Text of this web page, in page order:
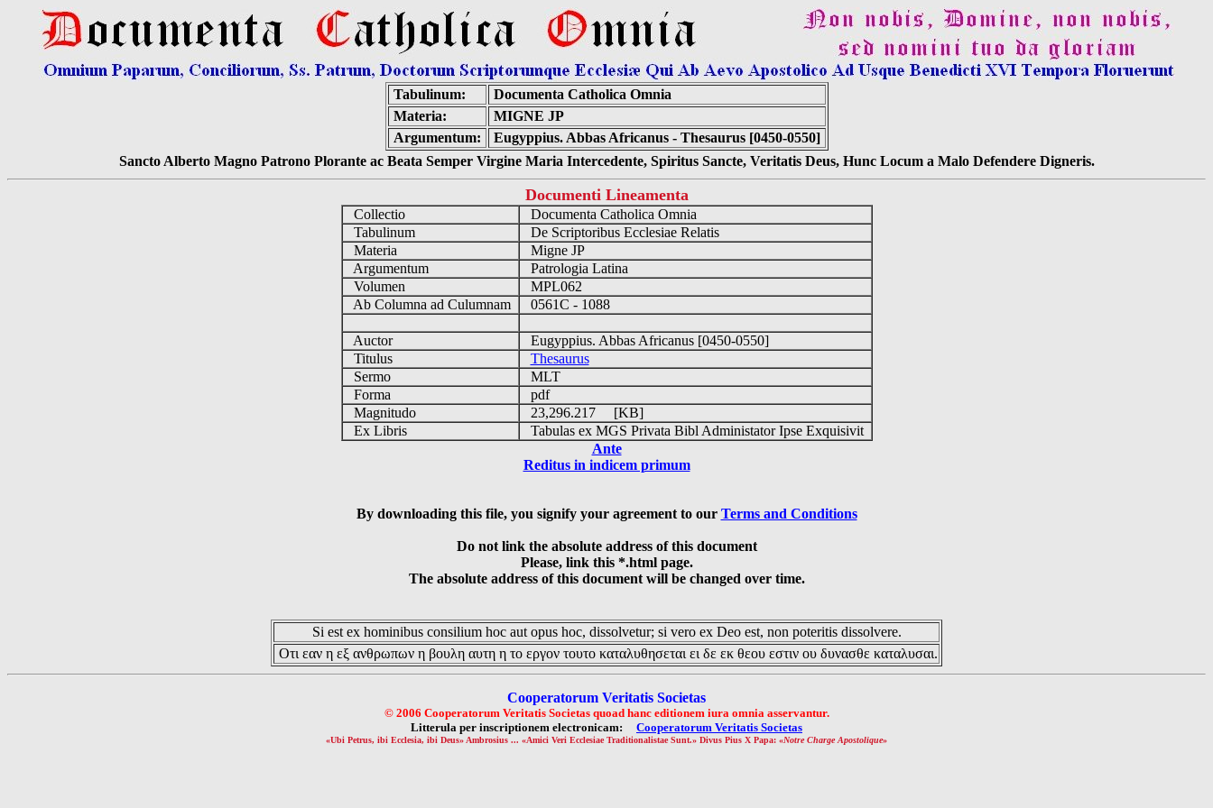
Tabulinum:
Documenta Catholica Omnia
Materia:
MIGNE JP
Argumentum:
Eugyppius. Abbas Africanus - Thesaurus [0450-0550]
Sancto Alberto Magno Patrono Plorante ac Beata Semper Virgine Maria Intercedente, Spiritus Sancte, Veritatis Deus, Hunc Locum a Malo Defendere Digneris.
Documenti Lineamenta
Collectio
Documenta Catholica Omnia
Tabulinum
De Scriptoribus Ecclesiae Relatis
Materia
Migne JP
Argumentum
Patrologia Latina
Volumen
MPL062
Ab Columna ad Culumnam
0561C - 1088
Auctor
Eugyppius. Abbas Africanus [0450-0550]
Titulus
Thesaurus
Sermo
MLT
Forma
pdf
Magnitudo
23,296.217 [KB]
Ex Libris
Tabulas ex MGS Privata Bibl Administator Ipse Exquisivit
Ante
Reditus in indicem primum
By downloading this file, you signify your agreement to our Terms and Conditions
Do not link the absolute address of this document
Please, link this *.html page.
The absolute address of this document will be changed over time.
Si est ex hominibus consilium hoc aut opus hoc, dissolvetur; si vero ex Deo est, non poteritis dissolvere.
Οτι εαν η εξ ανθρωπων η βουλη αυτη η το εργον τουτο καταλυθησεται ει δε εκ θεου εστιν ου δυνασθε καταλυσαι.
Cooperatorum Veritatis Societas
© 2006 Cooperatorum Veritatis Societas quoad hanc editionem iura omnia asservantur.
Litterula per inscriptionem electronicam: Cooperatorum Veritatis Societas
«Ubi Petrus, ibi Ecclesia, ibi Deus» Ambrosius ... «Amici Veri Ecclesiae Traditionalistae Sunt.» Divus Pius X Papa: «Notre Charge Apostolique»